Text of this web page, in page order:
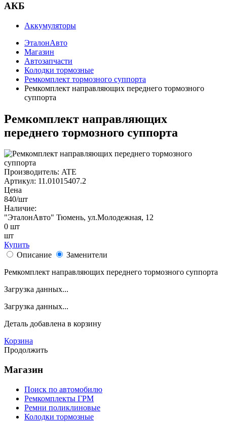
АКБ
Аккумуляторы
ЭталонАвто
Магазин
Автозапчасти
Колодки тормозные
Ремкомплект тормозного суппорта
Ремкомплект направляющих переднего тормозного
суппорта
Ремкомплект направляющих
переднего тормозного суппорта
Производитель: ATE
Артикул: 11.01015407.2
Цена
840/шт
Наличие:
"ЭталонАвто" Тюмень, ул.Молодежная, 12
0 шт
шт
Купить
Описание
Заменители
Ремкомплект направляющих переднего тормозного суппорта
Загрузка данных...
Загрузка данных...
Деталь добавлена в корзину
Корзина
Продолжить
Магазин
Поиск по автомобилю
Ремкомплекты ГРМ
Ремни поликлиновые
Колодки тормозные